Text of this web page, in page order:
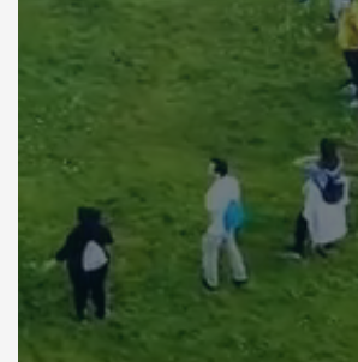
5
6
7
7
6
5
4
3
2
1
2
3